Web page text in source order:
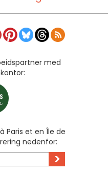
med
Paris et en Île de
nedenfor:
>